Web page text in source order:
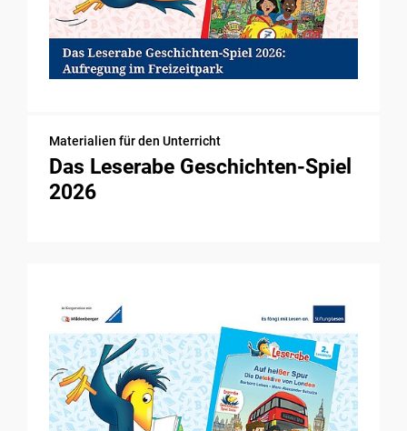
Materialien für den Unterricht
Das Leserabe Geschichten-Spiel
2026